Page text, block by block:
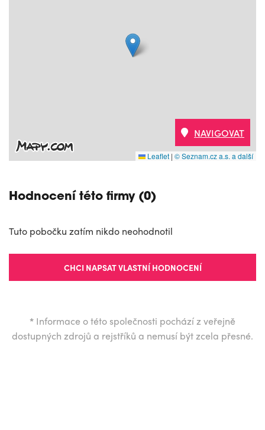
Leaflet | © Seznam.cz a.s. a další
NAVIGOVAT
Hodnocení této firmy (0)
Tuto pobočku zatím nikdo neohodnotil
CHCI NAPSAT VLASTNÍ HODNOCENÍ
* Informace o této společnosti pochází z veřejně
dostupných zdrojů a rejstříků a nemusí být zcela přesné.